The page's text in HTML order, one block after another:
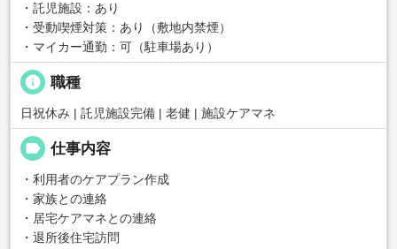
・託児施設：あり
・受動喫煙対策：あり（敷地内禁煙）
・マイカー通勤：可（駐車場あり）
info 職種
日祝休み | 託児施設完備 | 老健 | 施設ケアマネ
label 仕事内容
・利用者のケアプラン作成
・家族との連絡
・居宅ケアマネとの連絡
・退所後住宅訪問